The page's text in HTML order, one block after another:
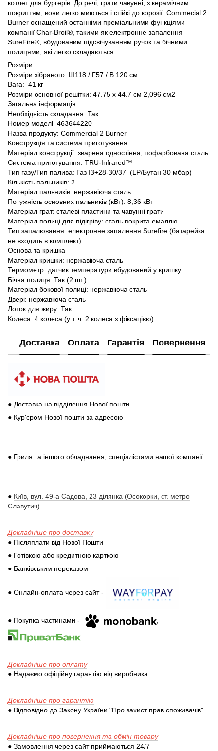
котлет для бургерів. До речі, грати чавунні, з керамічним
покриттям, вони легко миються і стійкі до корозії. Commecial 2
Burner оснащений останніми преміальними функціями
компанії Char-Broil®, такими як електронне запалення
SureFire®, вбудованим підсвічуванням ручок та бічними
полицями, які легко складаються.
Розміри
Розміри зібраного: Ш118 / Г57 / В 120 см
Вага: 41 кг
Розміри основної решітки: 47.75 x 44.7 см 2,096 см2
Загальна інформація
Необхідність складання: Так
Номер моделі: 463644220
Назва продукту: Commercial 2 Burner
Конструкція та система приготування
Матеріал конструкції: зварена одностінна, пофарбована сталь.
Система приготування: TRU-Infrared™
Тип газу/Тип палива: Газ I3+28-30/37, (LP/Бутан 30 мбар)
Кількість пальників: 2
Матеріал пальників: нержавіюча сталь
Потужність основних пальників (кВт): 8,36 кВт
Матеріал грат: сталеві пластини та чавунні грати
Матеріал полиці для підігріву: сталь покрита емаллю
Тип запалювання: електронне запалення Surefire (батарейка
не входить в комплект)
Основа та кришка
Матеріал кришки: нержавіюча сталь
Термометр: датчик температури вбудований у кришку
Бічна полиця: Так (2 шт.)
Матеріал бокової полиці: нержавіюча сталь
Двері: нержавіюча сталь
Лоток для жиру: Так
Колеса: 4 колеса (у т. ч. 2 колеса з фіксацією)
Доставка Оплата Гарантія Повернення
● Доставка на відділення Нової пошти
● Кур'єром Нової пошти за адресою
● Гриля та іншого обладнання, спеціалістами нашої компанії
● Київ, вул. 49-а Садова, 23 ділянка (Осокорки, ст. метро
Славутич)
Докладніше про доставку
● Післяплати від Нової Пошти
● Готівкою або кредитною карткою
● Банківським переказом
● Онлайн-оплата через сайт -
● Покупка частинами - ,
Докладніше про оплату
● Надаємо офіційну гарантію від виробника
Докладніше про гарантію
● Відповідно до Закону України "Про захист прав споживачів"
Докладніше про повернення та обмін товару
● Замовлення через сайт приймаються 24/7